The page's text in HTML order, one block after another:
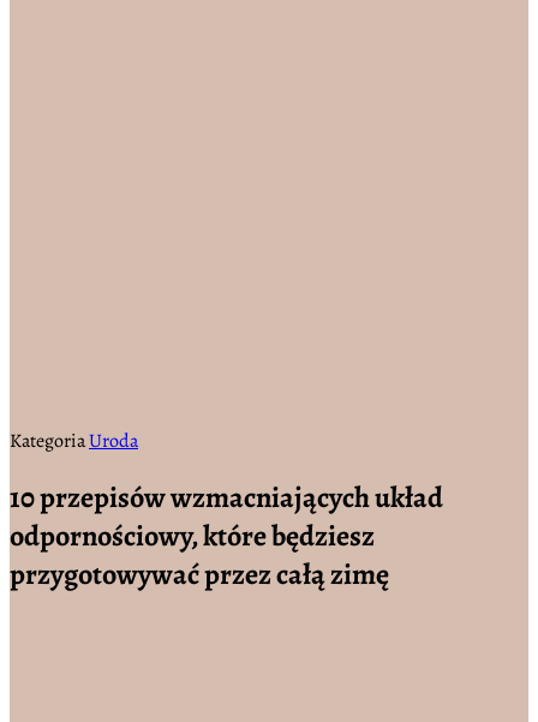
KategoriaUroda
10 przepisów wzmacniających układ
odpornościowy, które będziesz
przygotowywać przez całą zimę